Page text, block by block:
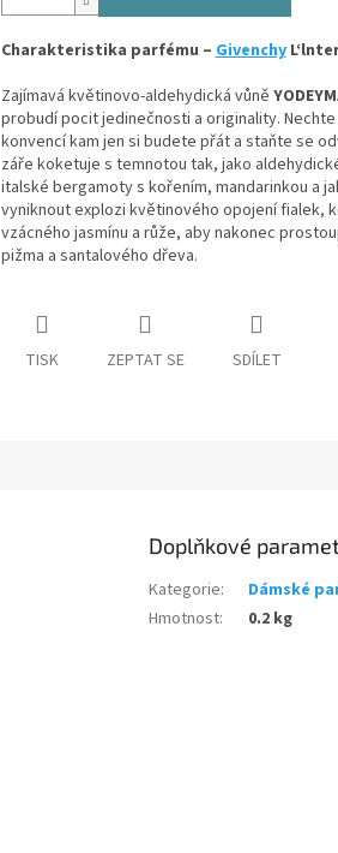
Charakteristika parfému –Givenchy
Zajímavá květinovo-aldehydická vůně
probudí pocit jedinečnosti a originality.
konvencí kam jen si budete přát a staňte se
záře koketuje s temnotou tak, jako
italské bergamoty s kořením, mandarinkou a
vyniknout explozi květinového opojení fialek,
vzácného jasmínu a růže, aby nakonec
pižma a santalového dřeva.
TISK ZEPTAT SE SDÍLET
Doplňkové
Kategorie:
Dámské
Hmotnost: 0.2 kg